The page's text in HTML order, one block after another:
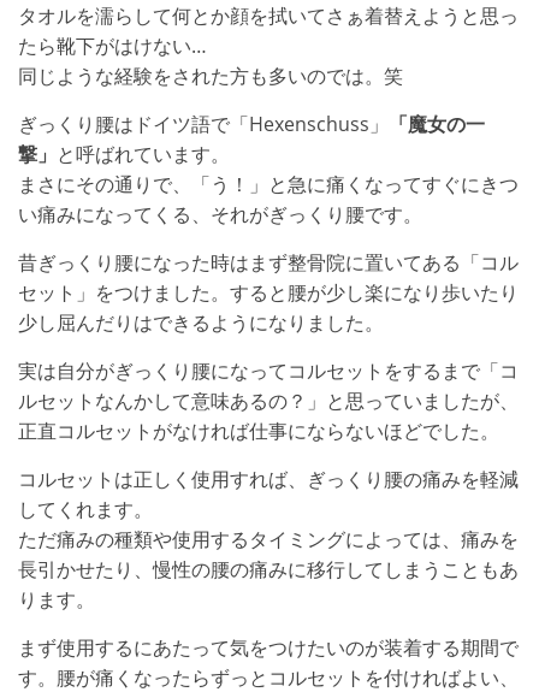
タオルを濡らして何とか顔を拭いてさぁ着替えようと思っ
たら靴下がはけない…
同じような経験をされた方も多いのでは。笑
ぎっくり腰はドイツ語で「Hexenschuss」
「魔女の一
撃」 と呼ばれています。
まさにその通りで、「う！」と急に痛くなってすぐにきつ
い痛みになってくる、それがぎっくり腰です。
昔ぎっくり腰になった時はまず整骨院に置いてある「コル
セット」をつけました。すると腰が少し楽になり歩いたり
少し屈んだりはできるようになりました。
実は自分がぎっくり腰になってコルセットをするまで「コ
ルセットなんかして意味あるの？」と思っていましたが、
正直コルセットがなければ仕事にならないほどでした。
コルセットは正しく使用すれば、ぎっくり腰の痛みを軽減
してくれます。
ただ痛みの種類や使用するタイミングによっては、痛みを
長引かせたり、慢性の腰の痛みに移行してしまうこともあ
ります。
まず使用するにあたって気をつけたいのが装着する期間で
す。腰が痛くなったらずっとコルセットを付ければよい、